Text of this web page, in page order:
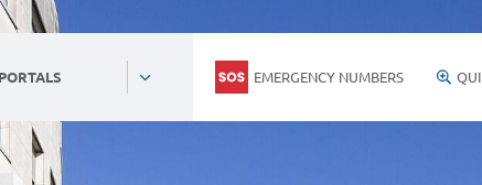
EMERGENCY NUMBERS